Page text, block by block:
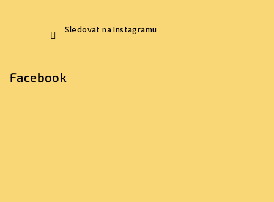
Sledovat na Instagramu
Facebook